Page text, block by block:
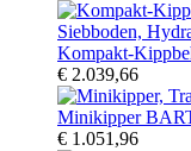
Kompakt-
€ 2.039,66
Minikipper
€ 1.051,96